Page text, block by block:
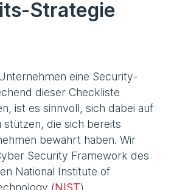
Strategie
eine Security-
dieser Checkliste
ist es sinnvoll, sich dabei auf
stützen, die sich bereits
bewährt haben. Wir
Security Framework des
National Institute of